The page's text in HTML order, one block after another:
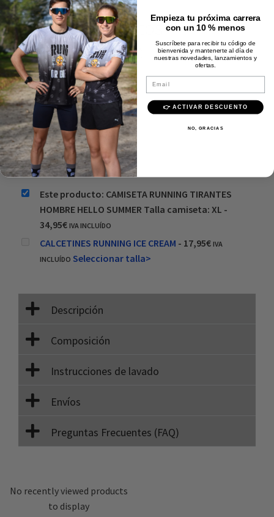
Calidad Premium
Comprados juntos
frecuentemente
Precio: 34,95€
Añadir al carrito
Este producto: CAMISETA RUNNING TIRANTES
HOMBRE HELLO SUMMER Talla camiseta: XL -
34,95€ IVA INCLUÍDO
CALCETINES RUNNING ICE CREAM - 17,95€ IVA
INCLUÍDO Seleccionar talla>
Descripción
Composición
Instrucciones de lavado
Envíos
Preguntas Frecuentes (FAQ)
No recently viewed products
to display
Empieza tu próxima carrera
con un 10 % menos
Suscríbete para recibir tu código de
bienvenida y mantenerte al día de
nuestras novedades, lanzamientos y
ofertas.
Email
👉 ACTIVAR DESCUENTO
NO, GRACIAS